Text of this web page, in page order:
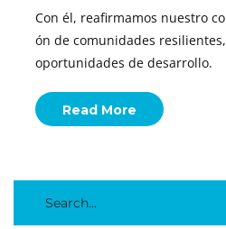
Con él, reafirmamos nuestro
ón de comunidades
oportunidades de desarrollo.
Read More